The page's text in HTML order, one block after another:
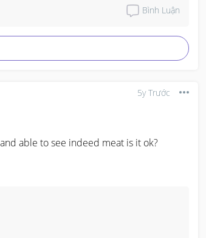
Bình Luận
5y Trước
able to see indeed meat is it ok?